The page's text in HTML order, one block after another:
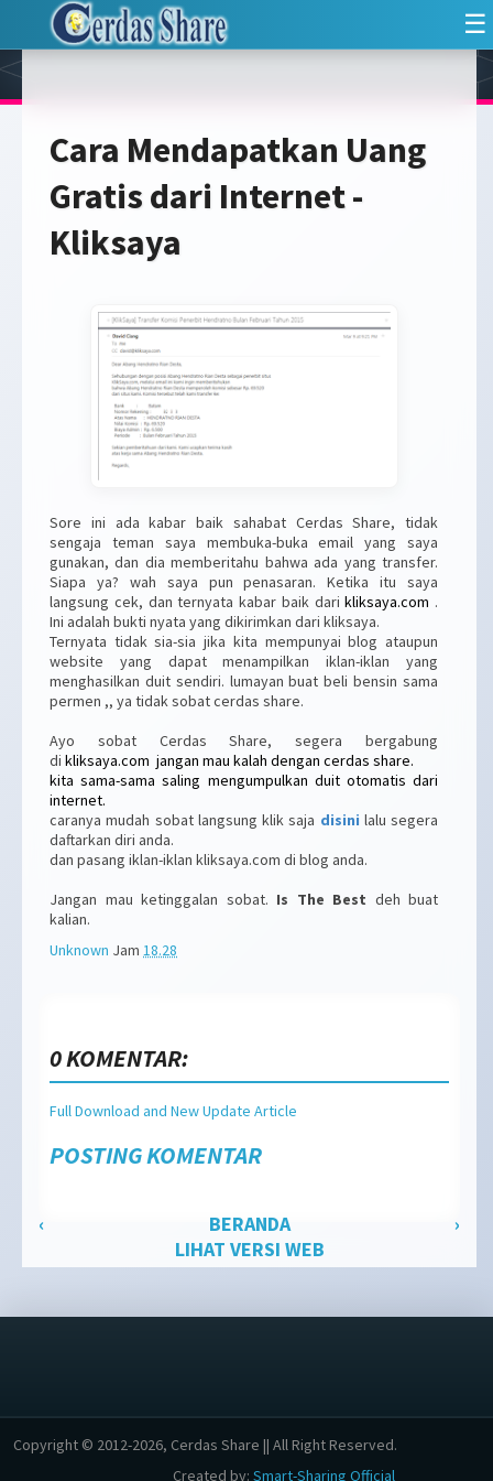
☰
Cara Mendapatkan Uang
Gratis dari Internet -
Kliksaya
Sore ini ada kabar baik sahabat Cerdas Share, tidak
sengaja teman saya membuka-buka email yang saya
gunakan, dan dia memberitahu bahwa ada yang transfer.
Siapa ya? wah saya pun penasaran. Ketika itu saya
langsung cek, dan ternyata kabar baik darikliksaya.com .
Ini adalah bukti nyata yang dikirimkan dari kliksaya.
Ternyata tidak sia-sia jika kita mempunyai blog ataupun
website yang dapat menampilkan iklan-iklan yang
menghasilkan duit sendiri. lumayan buat beli bensin sama
permen ,, ya tidak sobat cerdas share.
Ayo sobat Cerdas Share, segera bergabung
di kliksaya.com jangan mau kalah dengan cerdas share.
kita sama-sama saling mengumpulkan duit otomatis dari
internet.
caranya mudah sobat langsung klik saja disini lalu segera
daftarkan diri anda.
dan pasang iklan-iklan kliksaya.com di blog anda.
Jangan mau ketinggalan sobat. Is The Best deh buat
kalian.
Unknown Jam 18.28
0 KOMENTAR:
Full Download and New Update Article
POSTING KOMENTAR
‹ ›
BERANDA
LIHAT VERSI WEB
Copyright © 2012-2026, Cerdas Share || All Right Reserved.
Created by: Smart-Sharing Official